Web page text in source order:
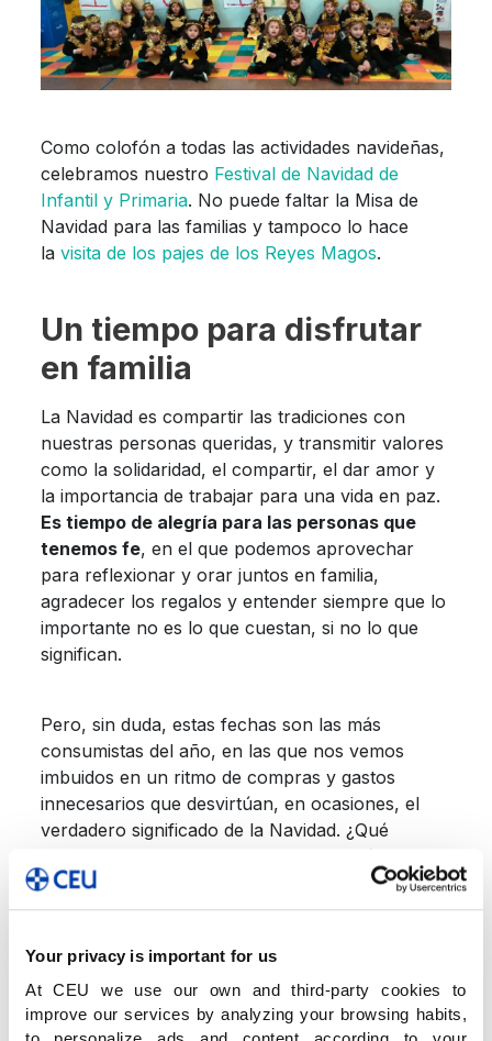
Your privacy is important for us
At CEU we use our own and third-party cookies to
improve our services by analyzing your browsing habits,
Como colofón a todas las actividades navideñas,
celebramos nuestro Festival de Navidad de
Infantil y Primaria. No puede faltar la Misa de
Navidad para las familias y tampoco lo hace
la visita de los pajes de los Reyes Magos.
Un tiempo para disfrutar
en familia
La Navidad es compartir las tradiciones con
nuestras personas queridas, y transmitir valores
como la solidaridad, el compartir, el dar amor y
la importancia de trabajar para una vida en paz.
Es tiempo de alegría para las personas que
tenemos fe, en el que podemos aprovechar
para reflexionar y orar juntos en familia,
agradecer los regalos y entender siempre que lo
importante no es lo que cuestan, si no lo que
significan.
Pero, sin duda, estas fechas son las más
consumistas del año, en las que nos vemos
imbuidos en un ritmo de compras y gastos
innecesarios que desvirtúan, en ocasiones, el
verdadero significado de la Navidad. ¿Qué
podemos hacer para transmitir a los más
pequeños el auténtico espíritu navideño? ¿Cómo
podemos poner freno al exceso y hacerles
compran con dinero?